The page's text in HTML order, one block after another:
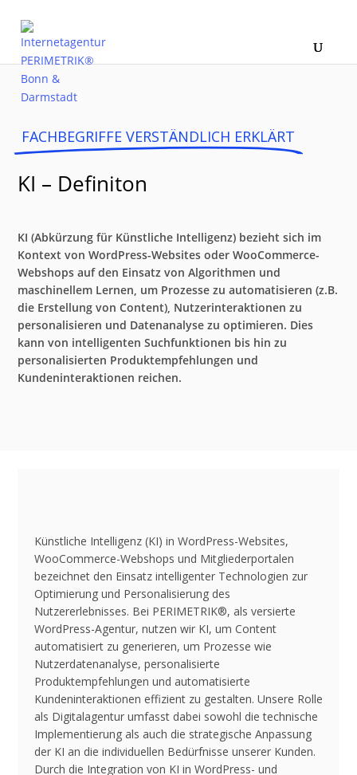
FACHBEGRIFFE VERSTÄNDLICH ERKLÄRT
KI – Definiton
KI (Abkürzung für Künstliche Intelligenz) bezieht sich im
Kontext von WordPress-Websites oder WooCommerce-
Webshops auf den Einsatz von Algorithmen und
maschinellem Lernen, um Prozesse zu automatisieren (z.B.
die Erstellung von Content), Nutzerinteraktionen zu
personalisieren und Datenanalyse zu optimieren. Dies
kann von intelligenten Suchfunktionen bis hin zu
personalisierten Produktempfehlungen und
Kundeninteraktionen reichen.
Künstliche Intelligenz (KI) in WordPress-Websites,
WooCommerce-Webshops und Mitgliederportalen
bezeichnet den Einsatz intelligenter Technologien zur
Optimierung und Personalisierung des
Nutzererlebnisses. Bei PERIMETRIK®, als versierte
WordPress-Agentur, nutzen wir KI, um Content
automatisiert zu generieren, um Prozesse wie
Nutzerdatenanalyse, personalisierte
Produktempfehlungen und automatisierte
Kundeninteraktionen effizient zu gestalten. Unsere Rolle
als Digitalagentur umfasst dabei sowohl die technische
Implementierung als auch die strategische Anpassung
der KI an die individuellen Bedürfnisse unserer Kunden.
Durch die Integration von KI in WordPress- und